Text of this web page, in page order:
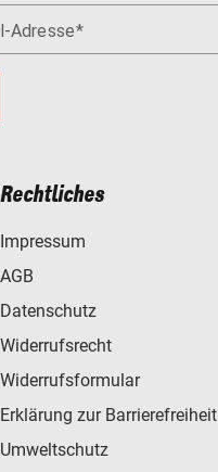
Adresse
Rechtliches
Impressum
AGB
Datenschutz
Widerrufsrecht
Widerrufsformular
Erklärung zur Barrierefreiheit
Umweltschutz